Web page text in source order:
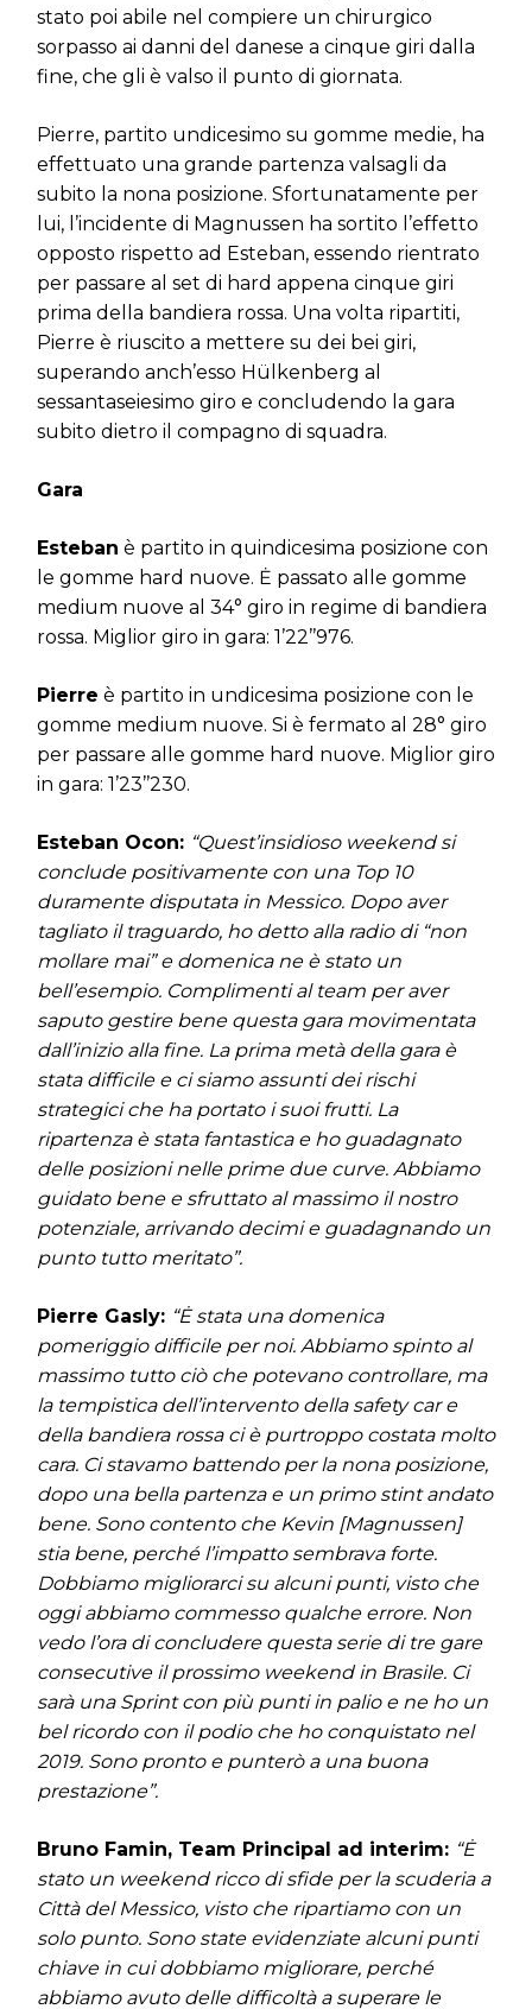
stato poi abile nel compiere un chirurgico
sorpasso ai danni del danese a cinque giri dalla
fine, che gli è valso il punto di giornata.
Pierre, partito undicesimo su gomme medie, ha
effettuato una grande partenza valsagli da
subito la nona posizione. Sfortunatamente per
lui, l’incidente di Magnussen ha sortito l’effetto
opposto rispetto ad Esteban, essendo rientrato
per passare al set di hard appena cinque giri
prima della bandiera rossa. Una volta ripartiti,
Pierre è riuscito a mettere su dei bei giri,
superando anch’esso Hülkenberg al
sessantaseiesimo giro e concludendo la gara
subito dietro il compagno di squadra.
Gara
Esteban è partito in quindicesima posizione con
le gomme hard nuove. Ė passato alle gomme
medium nuove al 34° giro in regime di bandiera
rossa. Miglior giro in gara: 1’22’’976.
Pierre è partito in undicesima posizione con le
gomme medium nuove. Si è fermato al 28° giro
per passare alle gomme hard nuove. Miglior giro
in gara: 1’23’’230.
Esteban Ocon: “Quest’insidioso weekend si
conclude positivamente con una Top 10
duramente disputata in Messico. Dopo aver
tagliato il traguardo, ho detto alla radio di “non
mollare mai” e domenica ne è stato un
bell’esempio. Complimenti al team per aver
saputo gestire bene questa gara movimentata
dall’inizio alla fine. La prima metà della gara è
stata difficile e ci siamo assunti dei rischi
strategici che ha portato i suoi frutti. La
ripartenza è stata fantastica e ho guadagnato
delle posizioni nelle prime due curve. Abbiamo
guidato bene e sfruttato al massimo il nostro
potenziale, arrivando decimi e guadagnando un
punto tutto meritato”.
Pierre Gasly: “Ė stata una domenica
pomeriggio difficile per noi. Abbiamo spinto al
massimo tutto ciò che potevano controllare, ma
la tempistica dell’intervento della safety car e
della bandiera rossa ci è purtroppo costata molto
cara. Ci stavamo battendo per la nona posizione,
dopo una bella partenza e un primo stint andato
bene. Sono contento che Kevin [Magnussen]
stia bene, perché l’impatto sembrava forte.
Dobbiamo migliorarci su alcuni punti, visto che
oggi abbiamo commesso qualche errore. Non
vedo l’ora di concludere questa serie di tre gare
consecutive il prossimo weekend in Brasile. Ci
sarà una Sprint con più punti in palio e ne ho un
bel ricordo con il podio che ho conquistato nel
2019. Sono pronto e punterò a una buona
prestazione”.
Bruno Famin, Team Principal ad interim: “Ė
stato un weekend ricco di sfide per la scuderia a
Città del Messico, visto che ripartiamo con un
solo punto. Sono state evidenziate alcuni punti
chiave in cui dobbiamo migliorare, perché
abbiamo avuto delle difficoltà a superare le